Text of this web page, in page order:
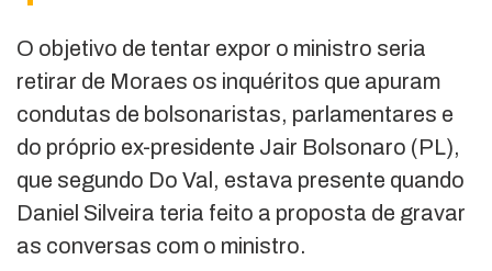
O objetivo de tentar expor o ministro seria
retirar de Moraes os inquéritos que apuram
condutas de bolsonaristas, parlamentares e
do próprio ex-presidente Jair Bolsonaro (PL),
que segundo Do Val, estava presente quando
Daniel Silveira teria feito a proposta de gravar
as conversas com o ministro.